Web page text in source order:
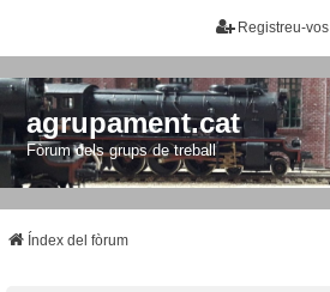
Registreu-vos
agrupament.cat
Fòrum dels grups de treball
Índex del fòrum